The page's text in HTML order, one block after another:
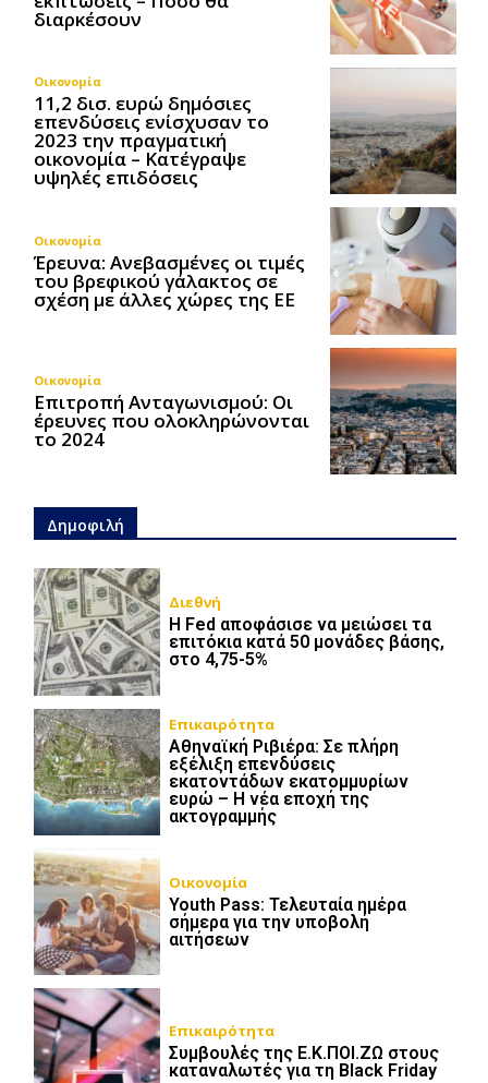
διαρκέσουν
Οικονομία
11,2 δισ. ευρώ δημόσιες
επενδύσεις ενίσχυσαν το
2023 την πραγματική
οικονομία – Κατέγραψε
υψηλές επιδόσεις
Οικονομία
Έρευνα: Ανεβασμένες οι τιμές
του βρεφικού γάλακτος σε
σχέση με άλλες χώρες της ΕΕ
Οικονομία
Επιτροπή Ανταγωνισμού: Οι
έρευνες που ολοκληρώνονται
το 2024
Δημοφιλή
Διεθνή
Η Fed αποφάσισε να μειώσει τα
επιτόκια κατά 50 μονάδες βάσης,
στο 4,75-5%
Επικαιρότητα
Αθηναϊκή Ριβιέρα: Σε πλήρη
εξέλιξη επενδύσεις
εκατοντάδων εκατομμυρίων
ευρώ – Η νέα εποχή της
ακτογραμμής
Οικονομία
Youth Pass: Τελευταία ημέρα
σήμερα για την υποβολή
αιτήσεων
Επικαιρότητα
Συμβουλές της Ε.Κ.ΠΟΙ.ΖΩ στους
καταναλωτές για τη Black Friday